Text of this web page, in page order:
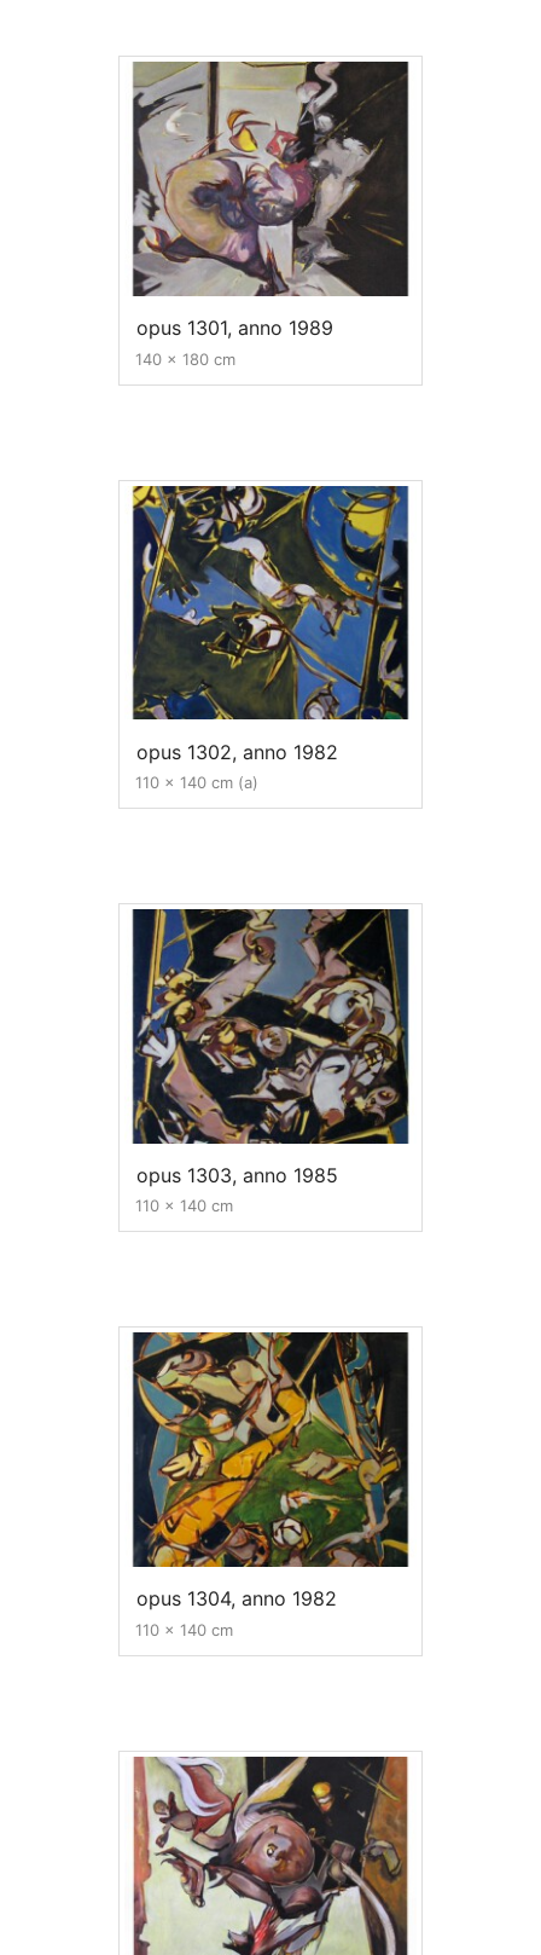
opus 1301, anno 1989
140 x 180 cm
opus 1302, anno 1982
110 x 140 cm (a)
opus 1303, anno 1985
110 x 140 cm
opus 1304, anno 1982
110 x 140 cm